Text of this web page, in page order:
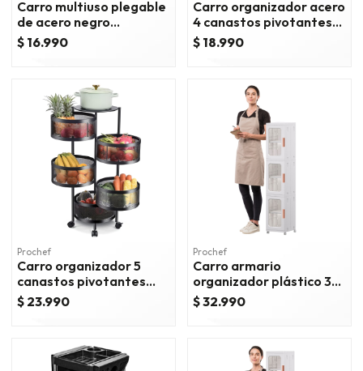
Carro multiuso plegable
de acero negro
45x30x88 cm.
$ 16.990
Carro organizador acero
4 canastos pivotantes
redondos
$ 18.990
Prochef
Carro organizador 5
canastos pivotantes
redondos
$ 23.990
Prochef
Carro armario
organizador plástico 3
niveles 25x29x126 cm.
$ 32.990